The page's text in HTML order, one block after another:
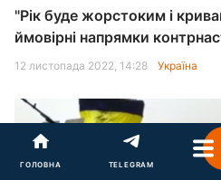
"Рік буде жорстоким і
ймовірні напрямки
12 листопада 2022, 14:28 Україна
ГОЛОВНА TELEGRAM